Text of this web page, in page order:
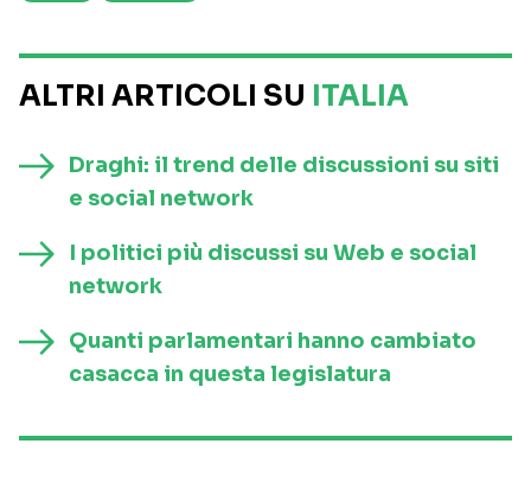
ALTRI ARTICOLI SU ITALIA
Draghi: il trend delle discussioni su siti
e social network
I politici più discussi su Web e social
network
Quanti parlamentari hanno cambiato
casacca in questa legislatura